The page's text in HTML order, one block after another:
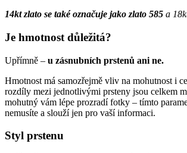
14kt zlato se také označuje jako zlato 585 a
Je hmotnost důležitá?
Upřímně – u zásnubních prstenů ani ne.
Hmotnost má samozřejmě vliv na mohutnost i
rozdíly mezi jednotlivými prsteny jsou celkem
mohutný vám lépe prozradí fotky – tímto
nemusíte a slouží jen pro vaší informaci.
Styl prstenu